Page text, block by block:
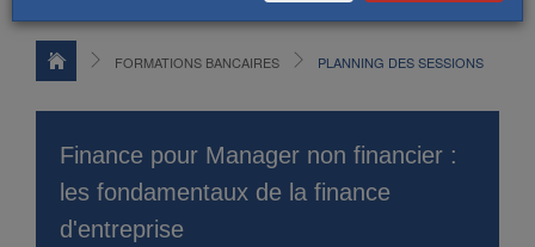
FORMATIONS BANCAIRES PLANNING DES SESSIONS
La réglementation du contrôle de
change appliquée aux opérations de
commerce international